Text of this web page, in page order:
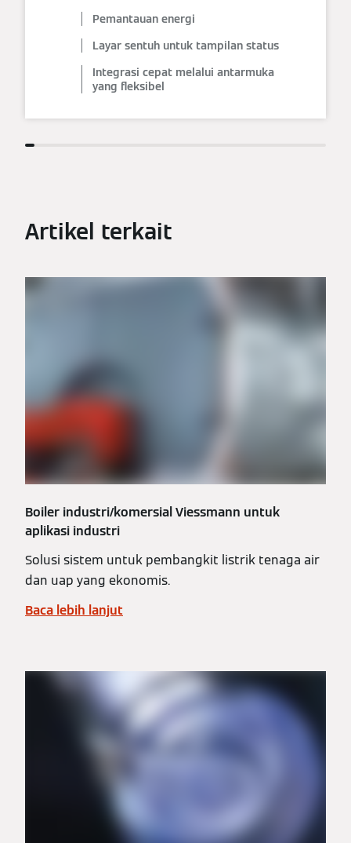
Pemantauan energi
Layar sentuh untuk tampilan status
Integrasi cepat melalui antarmuka
yang fleksibel
Artikel terkait
Boiler industri/komersial Viessmann untuk
aplikasi industri
Solusi sistem untuk pembangkit listrik tenaga air
dan uap yang ekonomis.
Baca lebih lanjut